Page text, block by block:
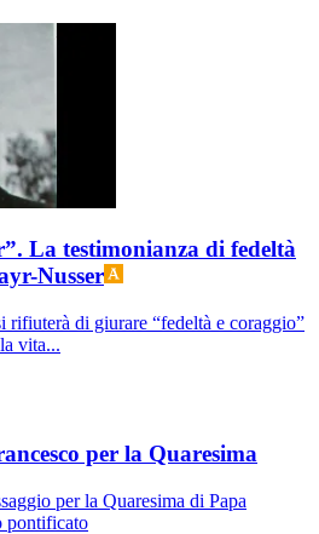
La testimonianza di fedeltà
Nusser
di giurare “fedeltà e coraggio”
vita...
per la Quaresima
per la Quaresima di Papa
pontificato